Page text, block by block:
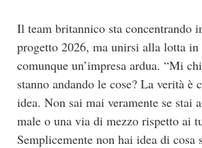
Il team britannico sta concentrando
progetto 2026, ma unirsi alla lotta in
comunque un’impresa ardua. “Mi
stanno andando le cose? La verità è
idea. Non sai mai veramente se stai
male o una via di mezzo rispetto ai
Semplicemente non hai idea di cosa